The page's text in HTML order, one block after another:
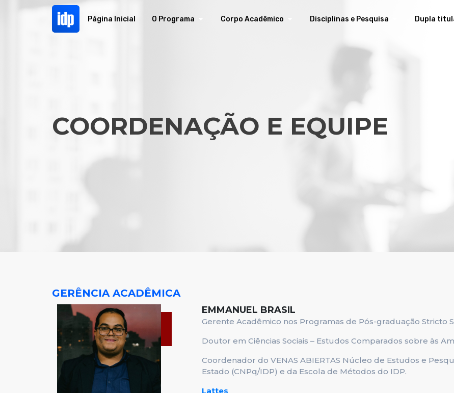
Página Inicial O Programa Corpo Acadêmico Disciplinas e Pesquisa Dupla
COORDENAÇÃO E EQUIPE
GERÊNCIA ACADÊMICA
EMMANUEL BRASIL
Gerente Acadêmico nos Programas de Pós-graduação Stricto
Doutor em Ciências Sociais – Estudos Comparados sobre às
Coordenador do VENAS ABIERTAS Núcleo de Estudos e
Estado (CNPq/IDP) e da Escola de Métodos do IDP.
Lattes